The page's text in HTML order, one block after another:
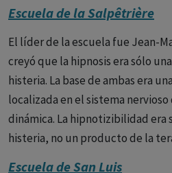
Escuela de la Salpêtrière
El líder de la escuela fue Jean-
creyó que la hipnosis era sólo
histeria. La base de ambas era
localizada en el sistema
dinámica. La hipnotizibilidad era
histeria, no un producto de la
Escuela de San Luis